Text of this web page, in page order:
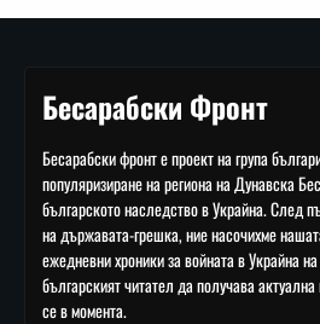
Бесарабски Фронт
Бесарабски фронт е проект на група
популяризиране на региона на Дунавска
българското наследство в Украйна. След
на държавата-грешка, ние насочихме
ежедневни хроники за войната в Украйна
българският читател да получава
се в момента.